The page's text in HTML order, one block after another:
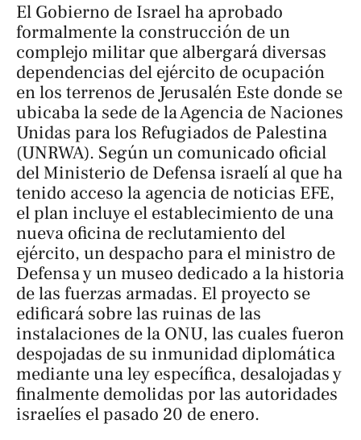
El Gobierno de Israel ha aprobado
formalmente la construcción de un
complejo militar que albergará diversas
dependencias del ejército de ocupación
en los terrenos de Jerusalén Este donde se
ubicaba la sede de la Agencia de Naciones
Unidas para los Refugiados de Palestina
(UNRWA). Según un comunicado oficial
del Ministerio de Defensa israelí al que ha
tenido acceso la agencia de noticias EFE,
el plan incluye el establecimiento de una
nueva oficina de reclutamiento del
ejército, un despacho para el ministro de
Defensa y un museo dedicado a la historia
de las fuerzas armadas. El proyecto se
edificará sobre las ruinas de las
instalaciones de la ONU, las cuales fueron
despojadas de su inmunidad diplomática
mediante una ley específica, desalojadas y
finalmente demolidas por las autoridades
israelíes el pasado 20 de enero.